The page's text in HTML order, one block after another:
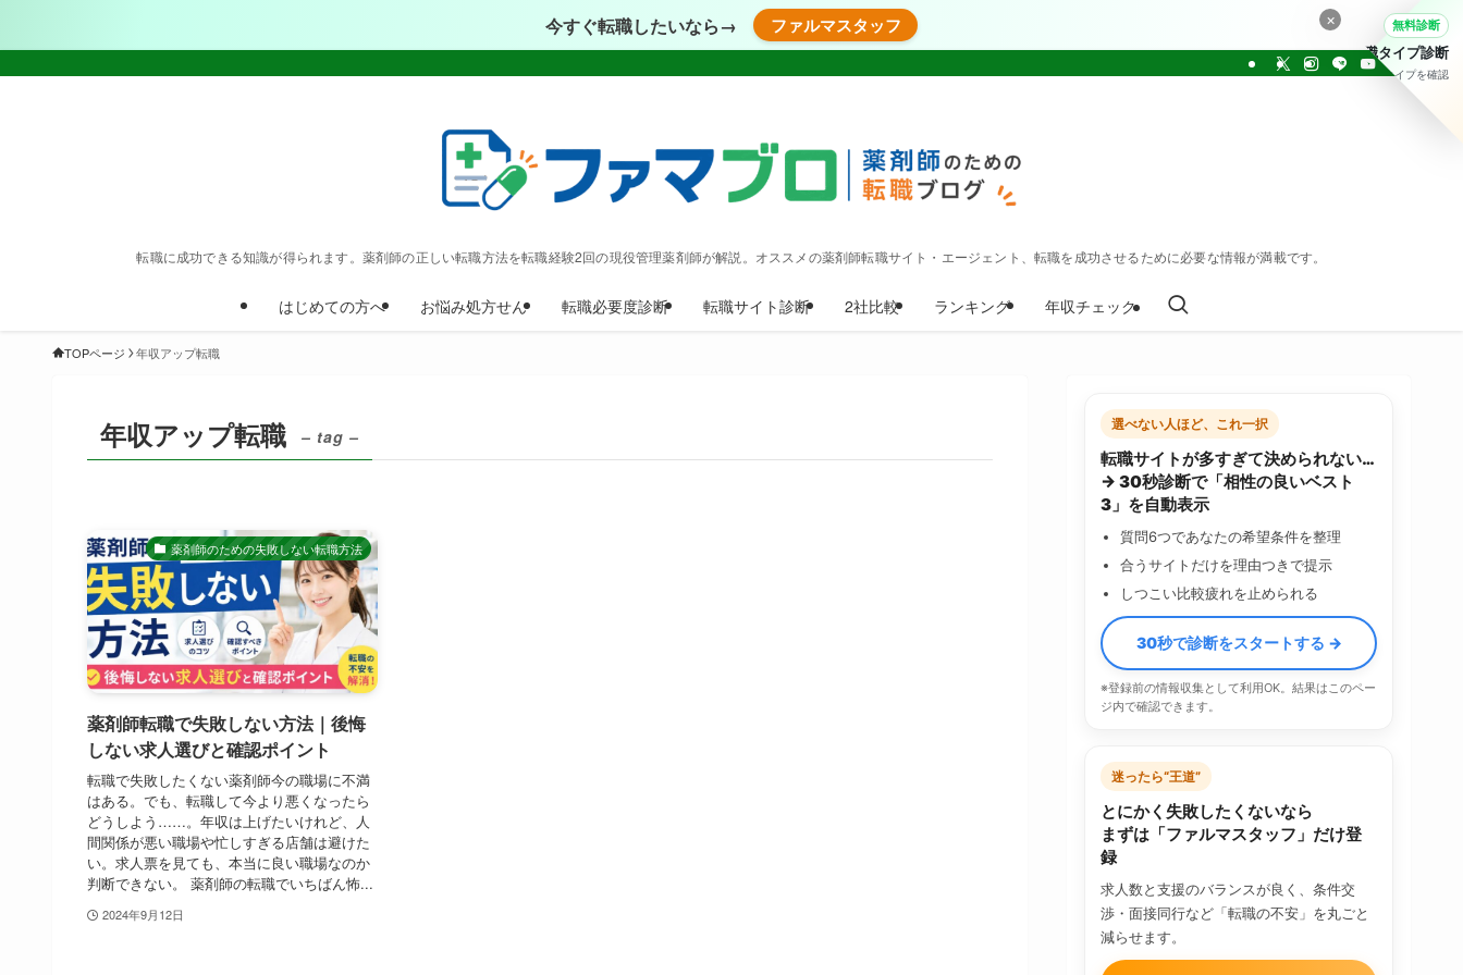
今すぐ転職したいなら→ ファルマスタッフ
転職に成功できる知識が得られます。薬剤師の正しい転職方法を転職経験2回の現役管理薬剤師が解説。オススメの薬剤師転職サイト・エージェント、転職を成功させるために必要な情報が満載です。
はじめての方へ お悩み処方せん 転職必要度診断 転職サイト診断 2社比較 ランキング 年収チェック
TOPページ 年収アップ転職
年収アップ転職 – tag –
薬剤師のための失敗しない転職方法
薬剤師転職で失敗しない方法｜後悔
しない求人選びと確認ポイント
転職で失敗したくない薬剤師今の職場に不満
はある。でも、転職して今より悪くなったら
どうしよう……。年収は上げたいけれど、人
間関係が悪い職場や忙しすぎる店舗は避けた
い。求人票を見ても、本当に良い職場なのか
判断できない。 薬剤師の転職でいちばん怖...
2024年9月12日
選べない人ほど、これ一択
転職サイトが多すぎて決められない…
→ 30秒診断で「相性の良いベスト
3」を自動表示
質問6つであなたの希望条件を整理
合うサイトだけを理由つきで提示
しつこい比較疲れを止められる
30秒で診断をスタートする →
※登録前の情報収集として利用OK。結果はこのペー
ジ内で確認できます。
迷ったら“王道”
とにかく失敗したくないなら
まずは「ファルマスタッフ」だけ登
録
求人数と支援のバランスが良く、条件交
渉・面接同行など「転職の不安」を丸ごと
減らせます。
× 無料診断
転職タイプ診断
30問でタイプを確認